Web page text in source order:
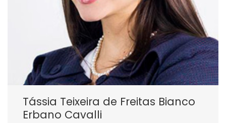
Tássia Teixeira de Freitas Bianco
Erbano Cavalli